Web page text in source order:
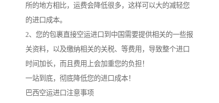
所的地方相比，运费会降低很多，这样可以大的减轻您
的进口成本。
2、您的包裹直接空运进口到中国需要提供相关的一些报
关资料，以及缴纳相关的关税、等费用，导致整个进口
时间加长，而且费用上会加重您的负担！
一站到底，彻底降低您的进口成本！
巴西空运进口注意事项